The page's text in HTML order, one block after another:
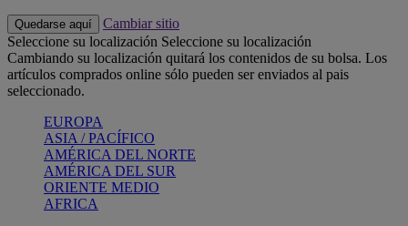
Quedarse aquí
Cambiar sitio
Seleccione su localización Seleccione su localización
Cambiando su localización quitará los contenidos de su bolsa. Los
artículos comprados online sólo pueden ser enviados al pais
seleccionado.
EUROPA
ASIA / PACÍFICO
AMÉRICA DEL NORTE
AMÉRICA DEL SUR
ORIENTE MEDIO
AFRICA